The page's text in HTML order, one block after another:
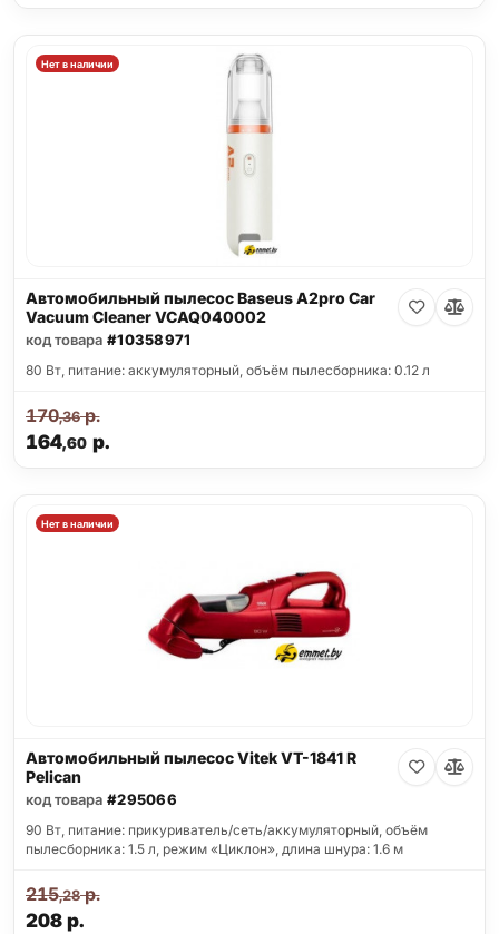
Нет в наличии
Автомобильный пылесос Baseus A2pro Car
Vacuum Cleaner VCAQ040002
код товара #10358971
80 Вт, питание: аккумуляторный, объём пылесборника: 0.12 л
164,60р.
170,36р.
Нет в наличии
Автомобильный пылесос Vitek VT-1841 R
Pelican
код товара #295066
90 Вт, питание: прикуриватель/сеть/аккумуляторный, объём
пылесборника: 1.5 л, режим «Циклон», длина шнура: 1.6 м
208р.
215,28р.